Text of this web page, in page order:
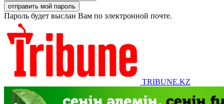
Пароль будет выслан Вам по электронной почте.
TRIBUNE.KZ